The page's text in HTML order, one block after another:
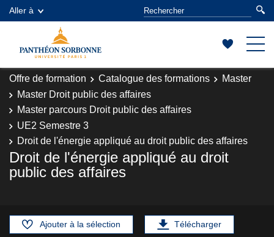
Aller à
Offre de formation Catalogue des formations
Master
Master Droit public des affaires
Master parcours Droit public des affaires
UE2 Semestre 3
Droit de l'énergie appliqué au droit public des affaires
Droit de l'énergie appliqué au droit
public des affaires
Ajouter à la sélection Télécharger